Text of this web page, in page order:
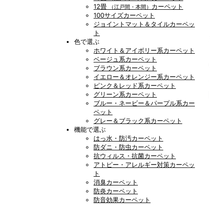
12畳
（江戸間・本間） カーペット
100サイズカーペット
ジョイントマット＆タイルカーペッ
ト
色で選ぶ
ホワイト＆アイボリー系カーペット
ベージュ系カーペット
ブラウン系カーペット
イエロー＆オレンジー系カーペット
ピンク＆レッド系カーペット
グリーン系カーペット
ブルー・ネービー＆パープル系カー
ペット
グレー＆ブラック系カーペット
機能で選ぶ
はっ水・防汚カーペット
防ダニ・防虫カーペット
抗ウィルス・抗菌カーペット
アトピー・アレルギー対策カーペッ
ト
消臭カーペット
防炎カーペット
防音効果カーペット